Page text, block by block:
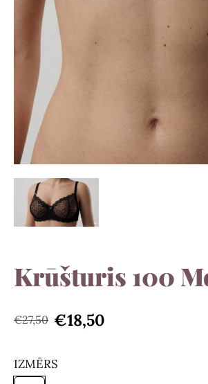
Krūšturis 100
€27,50 €18,50
IZMĒRS